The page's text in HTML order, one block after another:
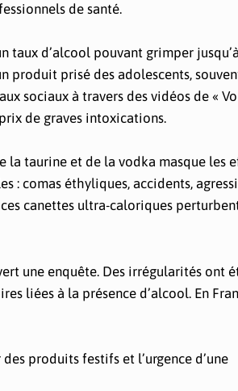
de santé.
taux d’alcool pouvant grimper
produit prisé des adolescents,
sociaux à travers des vidéos de «
de graves intoxications.
la taurine et de la vodka masque les
: comas éthyliques, accidents,
canettes ultra-caloriques
une enquête. Des irrégularités ont
liées à la présence d’alcool. En
produits festifs et l’urgence d’une